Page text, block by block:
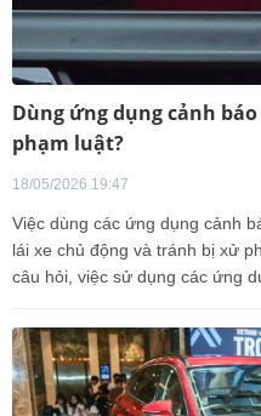
Dùng ứng dụng cảnh
phạm luật?
18/05/2026 19:47
Việc dùng các ứng dụng cảnh
lái xe chủ động và tránh bị xử
câu hỏi, việc sử dụng các ứng